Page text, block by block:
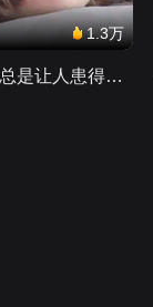
1.3万
异地恋总是让人患得患失。。。